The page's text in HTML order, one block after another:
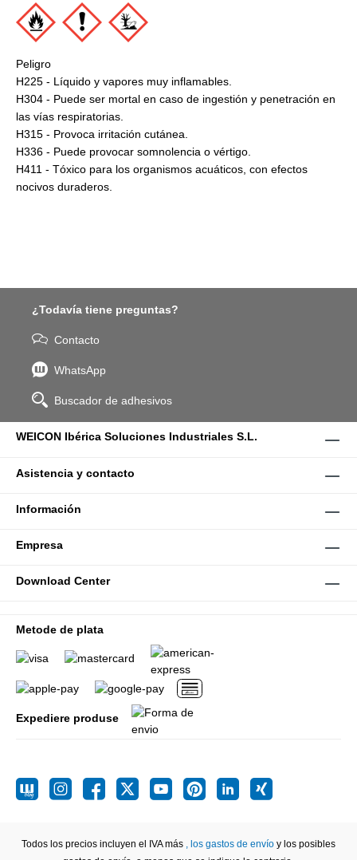
Peligro
H225 - Líquido y vapores muy inflamables.
H304 - Puede ser mortal en caso de ingestión y penetración en
las vías respiratorias.
H315 - Provoca irritación cutánea.
H336 - Puede provocar somnolencia o vértigo.
H411 - Tóxico para los organismos acuáticos, con efectos
nocivos duraderos.
¿Todavía tiene preguntas?
Contacto
WhatsApp
Buscador de adhesivos
WEICON Ibérica Soluciones Industriales S.L.
Asistencia y contacto
Información
Empresa
Download Center
Metode de plata
Expediere produse
Todos los precios incluyen el IVA más , los gastos de envío y los posibles